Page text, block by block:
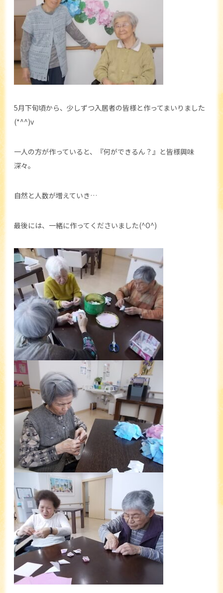
5月下旬頃から、少しずつ入居者の皆様と作ってまいりました
(*^^)v
一人の方が作っていると、『何ができるん？』と皆様興味
深々。
自然と人数が増えていき…
最後には、一緒に作ってくださいました(^O^)